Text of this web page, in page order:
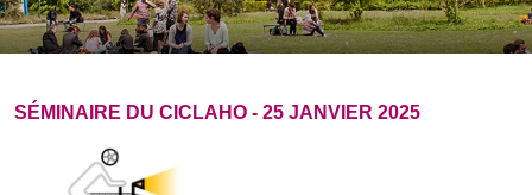
SÉMINAIRE DU CICLAHO - 25 JANVIER 2025